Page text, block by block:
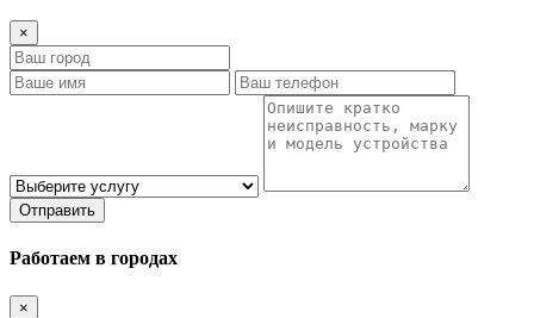
×
Отправить
Работаем в городах
×